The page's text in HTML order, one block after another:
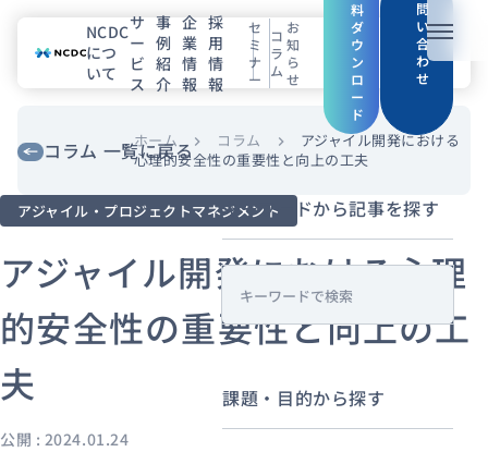
メニュ
NCDCについて
企業情報
セミナー
エンジニアブログ（Zenn）
お役立ち情報（PJ Insight）
NCDC
につ
いて
サ
ー
ビ
ス
事
例
紹
介
企
業
情
報
採
用
情
報
セ
ミ
ナ
ー
コ
ラ
ム
お
知
ら
せ
料
ダ
ウ
ン
ロ
ー
ド
問
い
合
わ
せ
コラム 一覧に戻る
ホーム chevron_right コラム chevron_right
アジャイル開発における
心理的安全性の重要性と向上の工夫
アジャイル・プロジェクトマネジメント
アジャイル開発における心理
的安全性の重要性と向上の工
夫
公開 : 2024.01.24
キーワードから記事を探す
e
a
h
課題・目的から探す